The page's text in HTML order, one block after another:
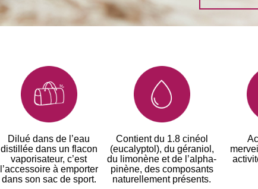
Dilué dans de l’eau
distillée dans un flacon
vaporisateur, c’est
l’accessoire à emporter
dans son sac de sport.
Contient du 1.8 cinéol
(eucalyptol), du géraniol,
du limonène et de l’alpha-
pinène, des composants
naturellement présents.